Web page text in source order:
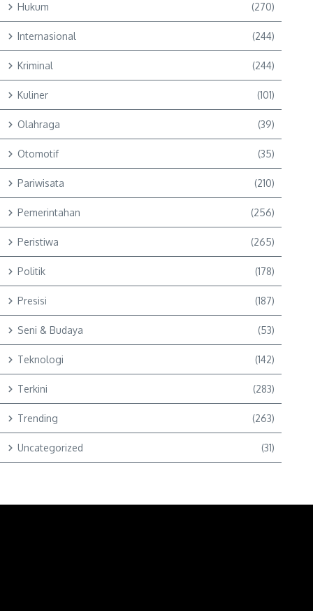
Hukum (270)
Internasional (244)
Kriminal (244)
Kuliner (101)
Olahraga (39)
Otomotif (35)
Pariwisata (210)
Pemerintahan (256)
Peristiwa (265)
Politik (178)
Presisi (187)
Seni & Budaya (53)
Teknologi (142)
Terkini (283)
Trending (263)
Uncategorized (31)